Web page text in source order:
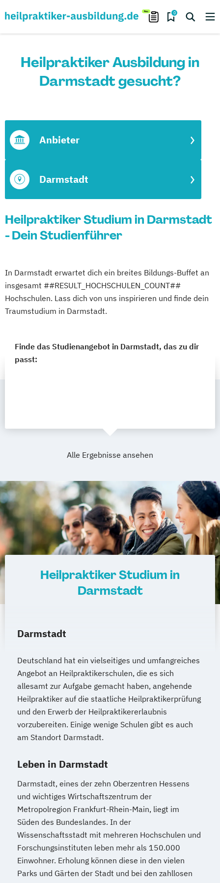
0
Heilpraktiker Ausbildung in
Darmstadt gesucht?
Darmstadt
Anbieter
Heilpraktiker Studium in Darmstadt
- Dein Studienführer
In Darmstadt erwartet dich ein breites Bildungs-Buffet an
insgesamt ##RESULT_HOCHSCHULEN_COUNT##
Hochschulen. Lass dich von uns inspirieren und finde dein
Traumstudium in Darmstadt.
Finde das Studienangebot in Darmstadt, das zu dir
passt:
Alle Ergebnisse ansehen
Heilpraktiker Studium in
Darmstadt
Darmstadt
Deutschland hat ein vielseitiges und umfangreiches
Angebot an Heilpraktikerschulen, die es sich
allesamt zur Aufgabe gemacht haben, angehende
Heilpraktiker auf die staatliche Heilpraktikerprüfung
und den Erwerb der Heilpraktikererlaubnis
vorzubereiten. Einige wenige Schulen gibt es auch
am Standort Darmstadt.
Leben in Darmstadt
Darmstadt, eines der zehn Oberzentren Hessens
und wichtiges Wirtschaftszentrum der
Metropolregion Frankfurt-Rhein-Main, liegt im
Süden des Bundeslandes. In der
Wissenschaftsstadt mit mehreren Hochschulen und
Forschungsinstituten leben mehr als 150.000
Einwohner. Erholung können diese in den vielen
Parks und Gärten der Stadt und bei den zahllosen